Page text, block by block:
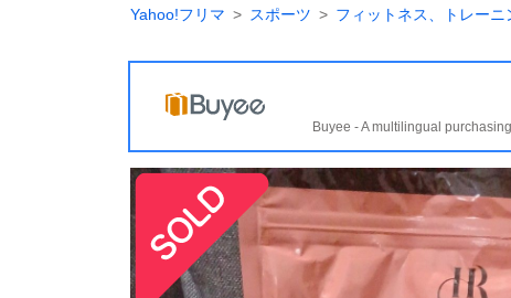
Yahoo!フリマ スポーツ フィットネス、トレーニ
Buyee - A multilingual